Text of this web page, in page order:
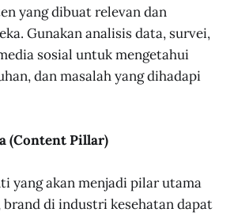
yang dibuat relevan dan
Gunakan analisis data, survei,
sosial untuk mengetahui
dan masalah yang dihadapi
(Content Pillar)
yang akan menjadi pilar utama
di industri kesehatan dapat